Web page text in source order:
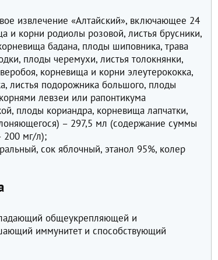
извлечение «Алтайский», включающее 24
и корни родиолы розовой, листья брусники,
бадана, плоды шиповника, трава
плоды черемухи, листья толокнянки,
корневища и корни элеутерококка,
листья подорожника большого, плоды
левзеи или рапонтикума
плоды кориандра, корневища лапчатки,
– 297,5 мл (содержание суммы
200 мг/л);
сок яблочный, этанол 95%, колер
общеукрепляющей и
иммунитет и способствующий